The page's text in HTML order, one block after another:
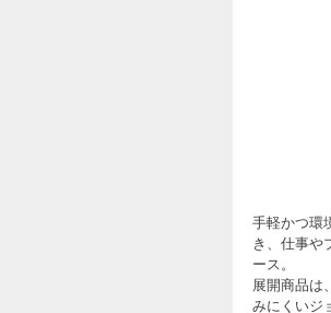
手軽かつ環
き、仕事や
ース。
展開商品は
みにくいジ